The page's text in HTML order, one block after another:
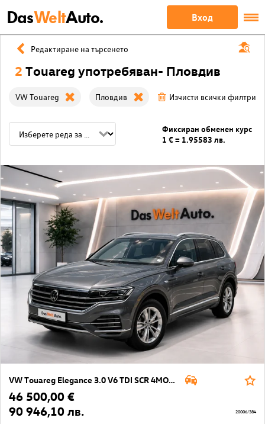
DasWeltAuto. Вход
Редактиране на търсенето
2 Touareg употребяван- Пловдив
VW Touareg Пловдив Изчисти всички филтри
Фиксиран обменен курс
1 € = 1.95583 лв.
VW Touareg Elegance 3.0 V6 TDI SCR 4MOTION
46 500,00 €
90 946,10 лв.
20006/384